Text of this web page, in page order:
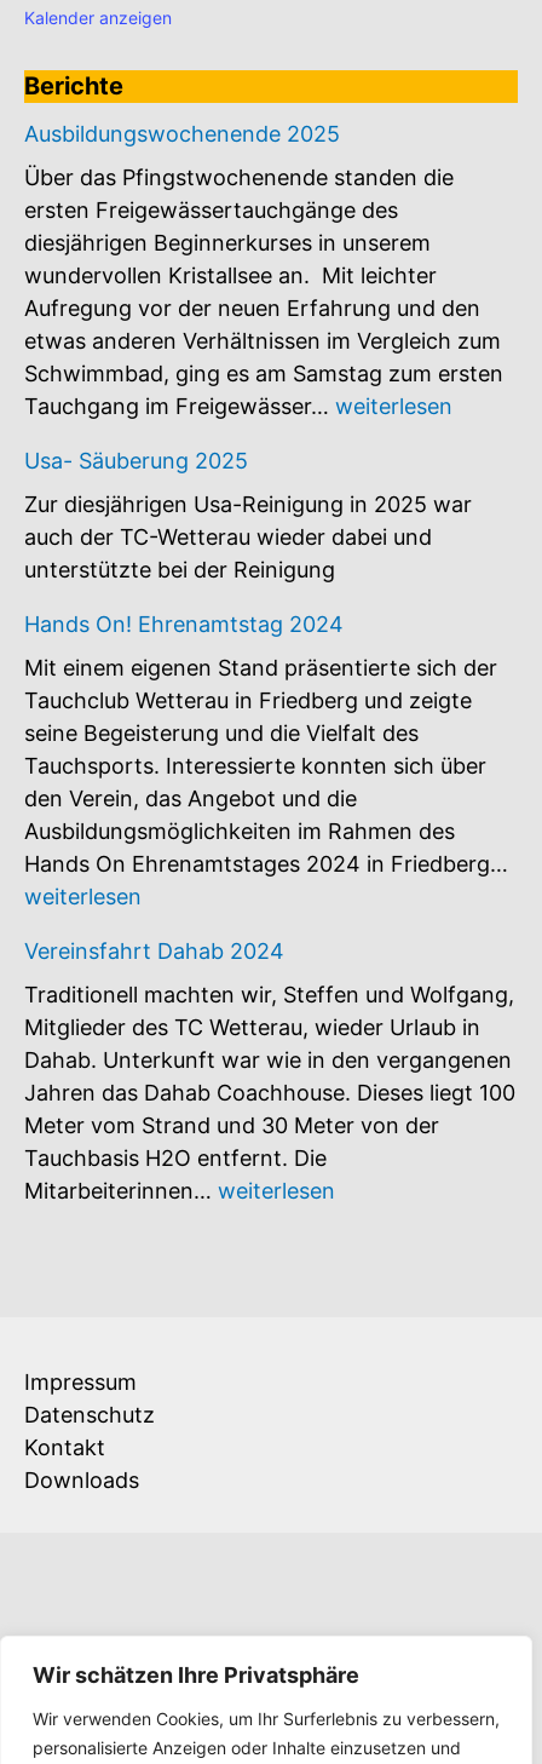
Wir schätzen Ihre Privatsphäre
Wir verwenden Cookies, um Ihr Surferlebnis zu verbessern,
personalisierte Anzeigen oder Inhalte einzusetzen und
Kalender anzeigen
Berichte
Ausbildungswochenende 2025
Über das Pfingstwochenende standen die
ersten Freigewässertauchgänge des
diesjährigen Beginnerkurses in unserem
wundervollen Kristallsee an. Mit leichter
Aufregung vor der neuen Erfahrung und den
etwas anderen Verhältnissen im Vergleich zum
Schwimmbad, ging es am Samstag zum ersten
Tauchgang im Freigewässer… weiterlesen
Usa- Säuberung 2025
Zur diesjährigen Usa-Reinigung in 2025 war
auch der TC-Wetterau wieder dabei und
unterstützte bei der Reinigung
Hands On! Ehrenamtstag 2024
Mit einem eigenen Stand präsentierte sich der
Tauchclub Wetterau in Friedberg und zeigte
seine Begeisterung und die Vielfalt des
Tauchsports. Interessierte konnten sich über
den Verein, das Angebot und die
Ausbildungsmöglichkeiten im Rahmen des
Hands On Ehrenamtstages 2024 in Friedberg…
weiterlesen
Vereinsfahrt Dahab 2024
Traditionell machten wir, Steffen und Wolfgang,
Mitglieder des TC Wetterau, wieder Urlaub in
Dahab. Unterkunft war wie in den vergangenen
Jahren das Dahab Coachhouse. Dieses liegt 100
Meter vom Strand und 30 Meter von der
Tauchbasis H2O entfernt. Die
Mitarbeiterinnen… Vereinsfahrt
weiterlesen
Impressum
Datenschutz
Kontakt
Downloads